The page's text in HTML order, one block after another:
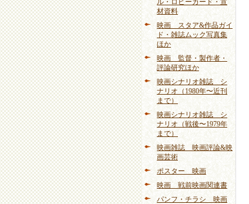
ル・ロビーカード・宣
材資料
映画 スタア&作品ガイ
ド・雑誌ムック写真集
ほか
映画 監督・製作者・
評論研究ほか
映画シナリオ雑誌 シ
ナリオ（1980年〜近刊
まで）
映画シナリオ雑誌 シ
ナリオ（戦後〜1979年
まで）
映画雑誌 映画評論&映
画芸術
ポスター 映画
映画 戦前映画関連書
パンフ・チラシ 映画